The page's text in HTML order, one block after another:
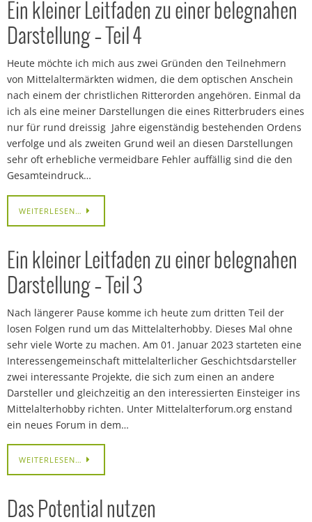
Ein kleiner Leitfaden zu einer belegnahen
Darstellung – Teil 4
Heute möchte ich mich aus zwei Gründen den Teilnehmern
von Mittelaltermärkten widmen, die dem optischen Anschein
nach einem der christlichen Ritterorden angehören. Einmal da
ich als eine meiner Darstellungen die eines Ritterbruders eines
nur für rund dreissig Jahre eigenständig bestehenden Ordens
verfolge und als zweiten Grund weil an diesen Darstellungen
sehr oft erhebliche vermeidbare Fehler auffällig sind die den
Gesamteindruck…
WEITERLESEN…
Ein kleiner Leitfaden zu einer belegnahen
Darstellung – Teil 3
Nach längerer Pause komme ich heute zum dritten Teil der
losen Folgen rund um das Mittelalterhobby. Dieses Mal ohne
sehr viele Worte zu machen. Am 01. Januar 2023 starteten eine
Interessengemeinschaft mittelalterlicher Geschichtsdarsteller
zwei interessante Projekte, die sich zum einen an andere
Darsteller und gleichzeitig an den interessierten Einsteiger ins
Mittelalterhobby richten. Unter Mittelalterforum.org enstand
ein neues Forum in dem…
WEITERLESEN…
Das Potential nutzen